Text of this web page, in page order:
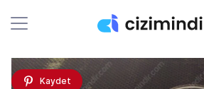
Kaydet